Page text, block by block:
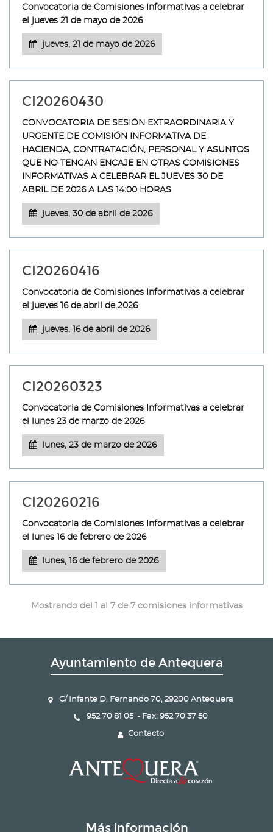
Convocatoria de Comisiones Informativas a celebrar
el jueves 21 de mayo de 2026
jueves, 21 de mayo de 2026
CI20260430
CONVOCATORIA DE SESIÓN EXTRAORDINARIA Y
URGENTE DE COMISIÓN INFORMATIVA DE
HACIENDA, CONTRATACIÓN, PERSONAL Y ASUNTOS
QUE NO TENGAN ENCAJE EN OTRAS COMISIONES
INFORMATIVAS A CELEBRAR EL JUEVES 30 DE
ABRIL DE 2026 A LAS 14:00 HORAS
jueves, 30 de abril de 2026
CI20260416
Convocatoria de Comisiones Informativas a celebrar
el jueves 16 de abril de 2026
jueves, 16 de abril de 2026
CI20260323
Convocatoria de Comisiones Informativas a celebrar
el lunes 23 de marzo de 2026
lunes, 23 de marzo de 2026
CI20260216
Convocatoria de Comisiones Informativas a celebrar
el lunes 16 de febrero de 2026
lunes, 16 de febrero de 2026
Mostrando del 1 al 7 de 7 comisiones informativas
Ayuntamiento de Antequera
C/ Infante D. Fernando 70, 29200 Antequera
952 70 81 05 - Fax: 952 70 37 50
Contacto
Más información